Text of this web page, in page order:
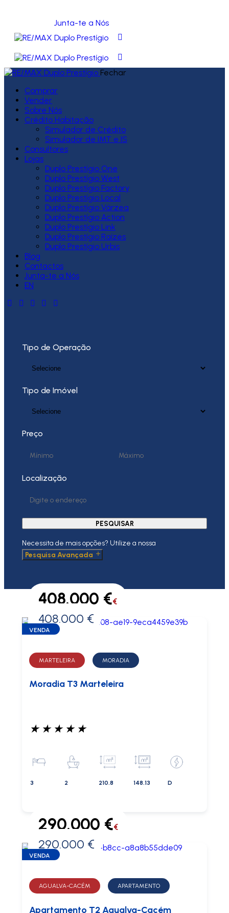
Junta-te a Nós
Fechar
Comprar
Vender
Sobre Nós
Crédito Habitação
Simulador de Crédito
Simulador de IMT e IS
Consultores
Lojas
Duplo Prestígio One
Duplo Prestígio West
Duplo Prestígio Factory
Duplo Prestígio Local
Duplo Prestígio Várzea
Duplo Prestígio Action
Duplo Prestígio Link
Duplo Prestígio Raízes
Duplo Prestígio Urbis
Blog
Contactos
Junta-te a Nós
EN
Tipo de Operação
Tipo de Imóvel
Preço
Localização
PESQUISAR
Necessita de mais opções? Utilize a nossa
Pesquisa Avançada
0 €
408.000 €€
408.000 €
VENDA
MARTELEIRA MORADIA
Moradia T3 Marteleira
★ ★ ★ ★ ★
3 2 210.8 148.13 D
0 €
290.000 €€
290.000 €
VENDA
AGUALVA-CACÉM APARTAMENTO
Apartamento T2 Agualva-Cacém